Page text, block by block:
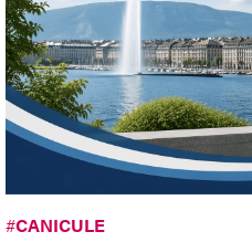
#CANICULE